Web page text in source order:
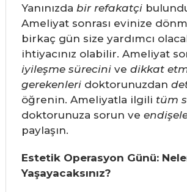
Yanınızda bir refakatçi
Ameliyat sonrası evinize
birkaç gün size yardımcı
ihtiyacınız olabilir. Ameliyat
iyileşme sürecinive dikkat
gerekenleridoktorunuzdan
öğrenin. Ameliyatla ilgili tüm
doktorunuza sorun ve
paylaşın.
Estetik Operasyon Günü:
Yaşayacaksınız?